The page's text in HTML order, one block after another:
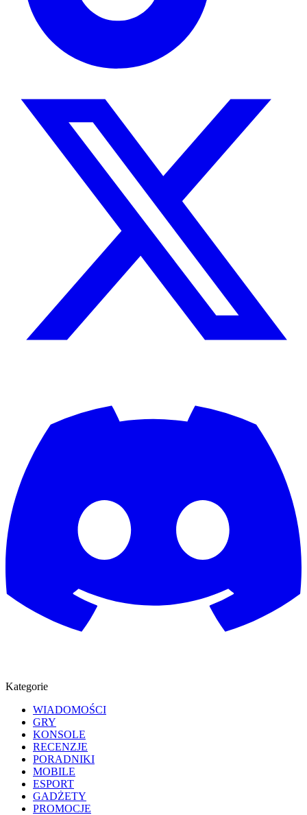
Kategorie
WIADOMOŚCI
GRY
KONSOLE
RECENZJE
PORADNIKI
MOBILE
ESPORT
GADŻETY
PROMOCJE